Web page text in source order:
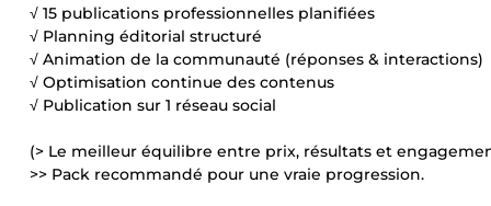
√ 15 publications professionnelles planifiées
√ Planning éditorial structuré
√ Animation de la communauté (réponses & interactions)
√ Optimisation continue des contenus
√ Publication sur 1 réseau social
(> Le meilleur équilibre entre prix, résultats et
>> Pack recommandé pour une vraie progression.